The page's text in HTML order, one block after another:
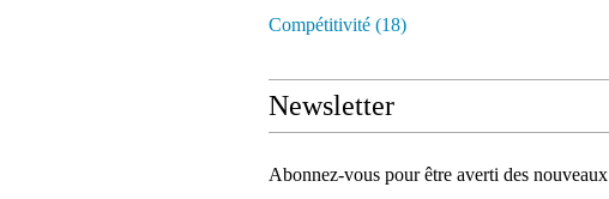
Compétitivité (18)
Newsletter
Abonnez-vous pour être averti des nouveaux